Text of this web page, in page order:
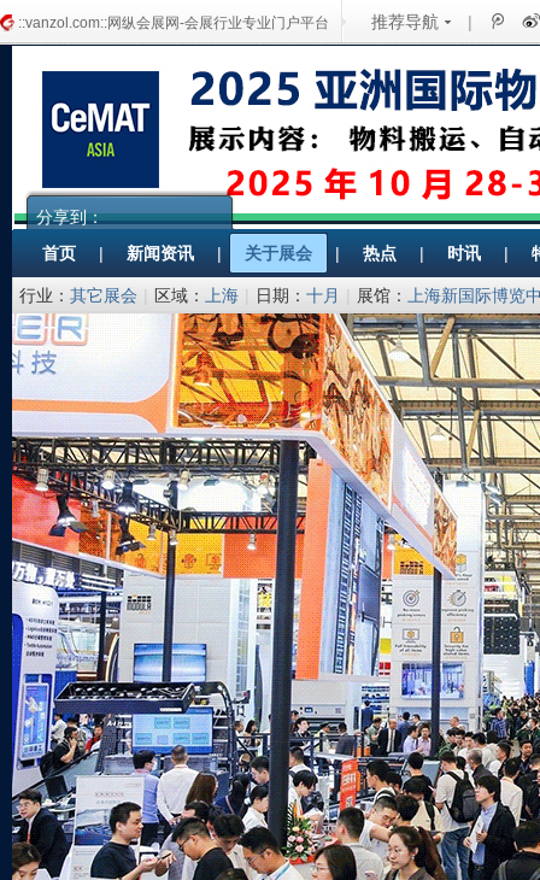
::vanzol.com::网纵会展网-会展行业专业门户平台 推荐导航 |
分享到：
首页
| 新闻资讯 | 关于展会 | 热点 | 时讯 |
行业： 其它展会 | 区域： 上海 | 日期： 十月 | 展馆： 上海新国际博览